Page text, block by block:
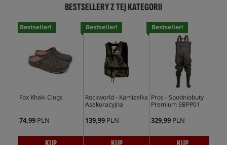
BESTSELLERY Z TEJ KATEGORII
Bestseller!
Fox Khaki Clogs
74,99 PLN
Bestseller!
Rockworld - Kamizelka
Asekuracyjna
139,99 PLN
Bestseller!
Pros - Spodniobuty
Premium SBPP01
329,99 PLN